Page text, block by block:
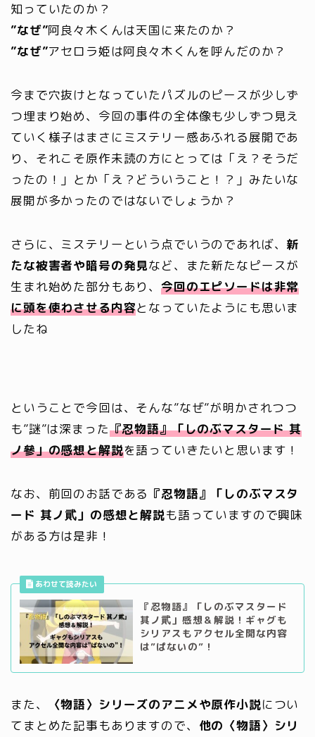
知っていたのか？
”なぜ”阿良々木くんは天国に来たのか？
”なぜ”アセロラ姫は阿良々木くんを呼んだのか？
今まで穴抜けとなっていたパズルのピースが少しず
つ埋まり始め、今回の事件の全体像も少しずつ見え
ていく様子はまさにミステリー感あふれる展開であ
り、それこそ原作未読の方にとっては「え？そうだ
ったの！」とか「え？どういうこと！？」みたいな
展開が多かったのではないでしょうか？
さらに、ミステリーという点でいうのであれば、 新
たな被害者や暗号の発見など、また新たなピースが
生まれ始めた部分もあり、今回のエピソードは非常
に頭を使わさせる内容となっていたようにも思いま
したね
ということで今回は、そんな”なぜ”が明かされつつ
も”謎”は深まった『忍物語』「しのぶマスタード 其
ノ參」の感想と解説を語っていきたいと思います！
なお、前回のお話である 『忍物語』「しのぶマスタ
ード 其ノ貮」の感想と解説も語っていますので興味
がある方は是非！
『忍物語』「しのぶマスタード
其ノ貮」感想＆解説！ギャグも
シリアスもアクセル全開な内容
は”ぱないの”！
また、 〈物語〉シリーズのアニメや原作小説につい
てまとめた記事もありますので、 他の〈物語〉シリ